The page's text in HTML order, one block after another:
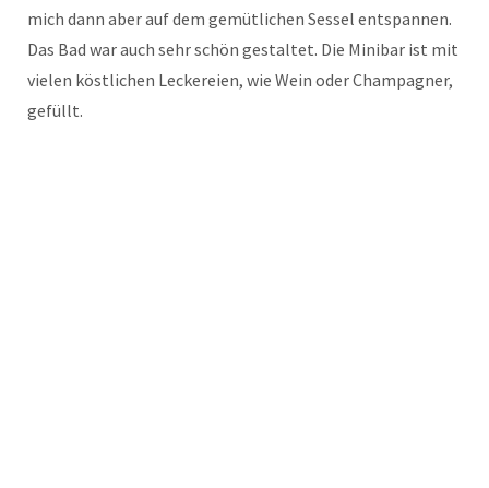
mich dann aber auf dem gemütlichen Sessel entspannen.
Das Bad war auch sehr schön gestaltet. Die Minibar ist mit
vielen köstlichen Leckereien, wie Wein oder Champagner,
gefüllt.